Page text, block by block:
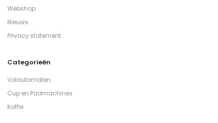
Webshop
Nieuws
Privacy statement
Categorieën
Volautomaten
Cup en Padmachines
Koffie